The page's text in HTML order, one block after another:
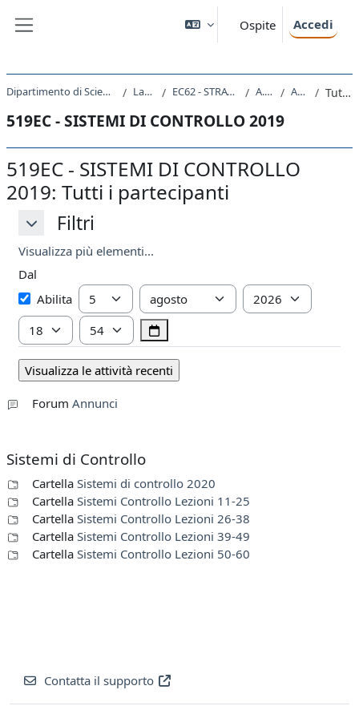
Ospite Accedi
Dipartimento di Scienze Economiche, Aziendali, Matematiche e Statistiche Laurea Magistrale EC62 - STRATEGIA E CONSULENZA AZIENDALE A.A. 2019 - 2020 Attività recente Tutti i partecipanti
519EC - SISTEMI DI CONTROLLO 2019
519EC - SISTEMI DI CONTROLLO
2019: Tutti i partecipanti
Filtri
Filtri Filtri
Visualizza più elementi...
Dal
DalAbilita Giorno Mese
Anno
Ora
Minuto
Forum Annunci
Sistemi di Controllo
Cartella Sistemi di controllo 2020
Cartella Sistemi Controllo Lezioni 11-25
Cartella Sistemi Controllo Lezioni 26-38
Cartella Sistemi Controllo Lezioni 39-49
Cartella Sistemi Controllo Lezioni 50-60
Contatta il supporto